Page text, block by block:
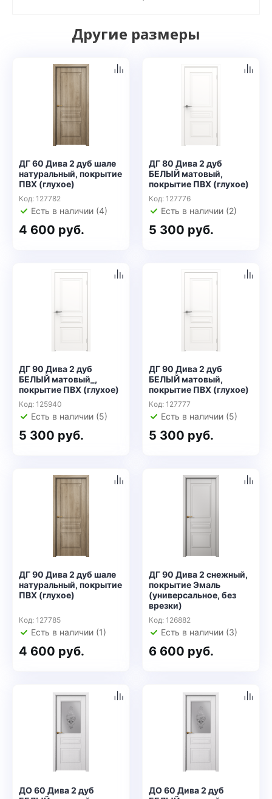
Другие размеры
ДГ 60 Дива 2 дуб шале
натуральный, покрытие
ПВХ (глухое)
Код: 127782
Есть в наличии (4)
4 600 руб.
ДГ 80 Дива 2 дуб
БЕЛЫЙ матовый,
покрытие ПВХ (глухое)
Код: 127776
Есть в наличии (2)
5 300 руб.
ДГ 90 Дива 2 дуб
БЕЛЫЙ матовый_,
покрытие ПВХ (глухое)
Код: 125940
Есть в наличии (5)
5 300 руб.
ДГ 90 Дива 2 дуб
БЕЛЫЙ матовый,
покрытие ПВХ (глухое)
Код: 127777
Есть в наличии (5)
5 300 руб.
ДГ 90 Дива 2 дуб шале
натуральный, покрытие
ПВХ (глухое)
Код: 127785
Есть в наличии (1)
4 600 руб.
ДГ 90 Дива 2 снежный,
покрытие Эмаль
(универсальное, без
врезки)
Код: 126882
Есть в наличии (3)
6 600 руб.
ДО 60 Дива 2 дуб
ДО 60 Дива 2 дуб